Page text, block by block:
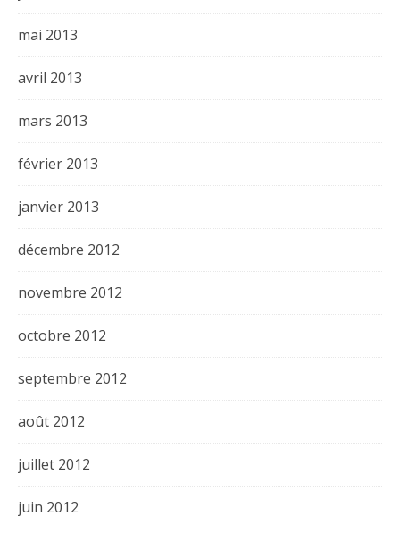
mai 2013
avril 2013
mars 2013
février 2013
janvier 2013
décembre 2012
novembre 2012
octobre 2012
septembre 2012
août 2012
juillet 2012
juin 2012